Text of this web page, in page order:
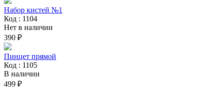
Набор кистей №1
Код : 1104
Нет в наличии
390 ₽
Пинцет прямой
Код : 1105
В наличии
499 ₽